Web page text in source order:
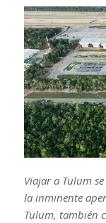
Viajar a Tulum
la inminente
Tulum, también